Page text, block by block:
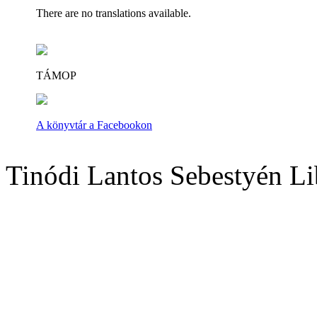
There are no translations available.
TÁMOP
A könyvtár a Facebookon
Tinódi Lantos Sebestyén